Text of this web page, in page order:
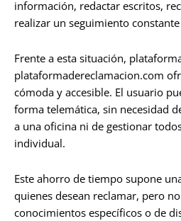
información, redactar escritos,
realizar un seguimiento
Frente a esta situación,
plataformadereclamacion.com
cómoda y accesible. El usuario
forma telemática, sin necesidad
a una oficina ni de gestionar
individual.
Este ahorro de tiempo supone
quienes desean reclamar, pero
conocimientos específicos o de